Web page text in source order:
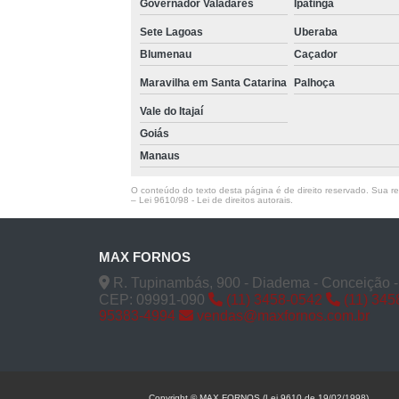
Governador Valadares Ipatinga
Sete Lagoas Uberaba
Blumenau
Caçador
Maravilha em Santa Catarina Palhoça
Vale do Itajaí
Goiás
Manaus
O conteúdo do texto desta página é de direito reservado. Sua
– Lei 9610/98 - Lei de direitos autorais.
MAX FORNOS
R. Tupinambás, 900 - Diadema - Conceição
CEP: 09991-090
(11) 3458-0542 (11)
95383-4994
vendas@maxfornos.com.br